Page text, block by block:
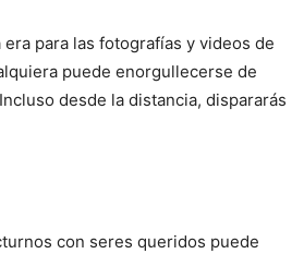
era para las fotografías y videos de
puede enorgullecerse de
desde la distancia, dispararás
con seres queridos puede